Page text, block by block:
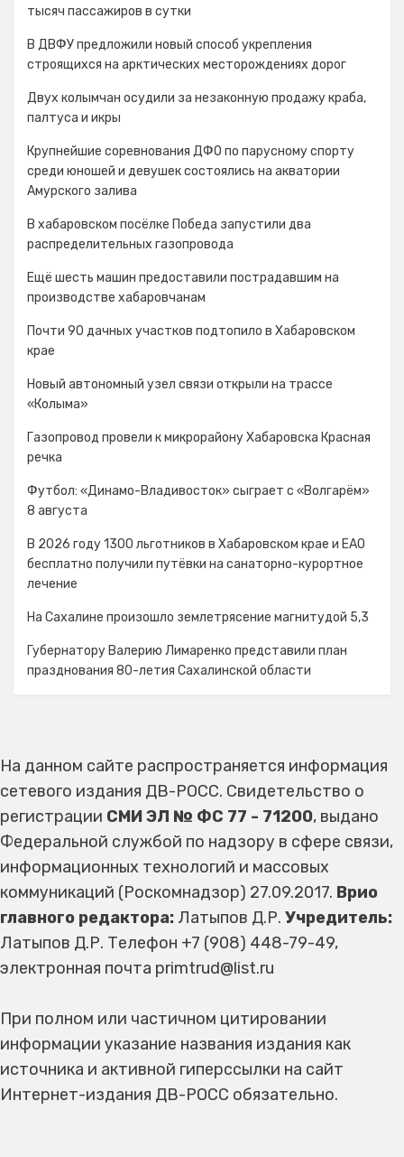
тысяч пассажиров в сутки
В ДВФУ предложили новый способ укрепления
строящихся на арктических месторождениях дорог
Двух колымчан осудили за незаконную продажу краба,
палтуса и икры
Крупнейшие соревнования ДФО по парусному спорту
среди юношей и девушек состоялись на акватории
Амурского залива
В хабаровском посёлке Победа запустили два
распределительных газопровода
Ещё шесть машин предоставили пострадавшим на
производстве хабаровчанам
Почти 90 дачных участков подтопило в Хабаровском
крае
Новый автономный узел связи открыли на трассе
«Колыма»
Газопровод провели к микрорайону Хабаровска Красная
речка
Футбол: «Динамо-Владивосток» сыграет с «Волгарём»
8 августа
В 2026 году 1300 льготников в Хабаровском крае и ЕАО
бесплатно получили путёвки на санаторно-курортное
лечение
На Сахалине произошло землетрясение магнитудой 5,3
Губернатору Валерию Лимаренко представили план
празднования 80-летия Сахалинской области
На данном сайте распространяется информация
сетевого издания ДВ-РОСС. Свидетельство о
регистрации СМИ ЭЛ № ФС 77 - 71200, выдано
Федеральной службой по надзору в сфере связи,
информационных технологий и массовых
коммуникаций (Роскомнадзор) 27.09.2017. Врио
главного редактора: Латыпов Д.Р. Учредитель:
Латыпов Д.Р. Телефон +7 (908) 448-79-49,
электронная почта primtrud@list.ru
При полном или частичном цитировании
информации указание названия издания как
источника и активной гиперссылки на сайт
Интернет-издания ДВ-РОСС обязательно.